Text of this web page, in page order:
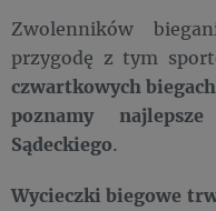
Zwolenników
przygodę z tym
czwartkowych biegach
poznamy
Sądeckiego.
Wycieczki biegowe